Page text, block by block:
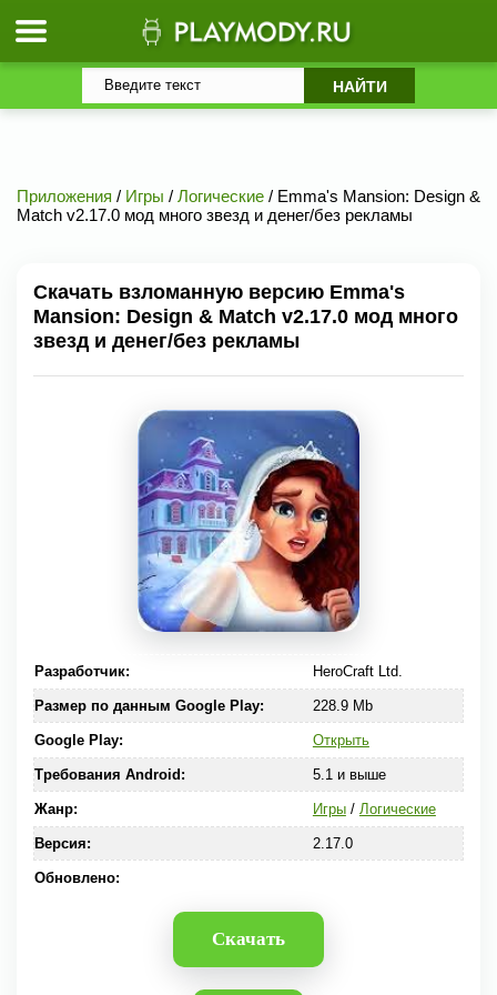
Приложения / Игры / Логические / Emma's Mansion: Design &
Match v2.17.0 мод много звезд и денег/без рекламы
Скачать взломанную версию Emma's
Mansion: Design & Match v2.17.0 мод много
звезд и денег/без рекламы
Разработчик: HeroCraft Ltd.
Размер по данным Google Play: 228.9 Mb
Google Play: Открыть
Требования Android: 5.1 и выше
Жанр: Игры/ Логические
Версия: 2.17.0
Обновлено:
Скачать